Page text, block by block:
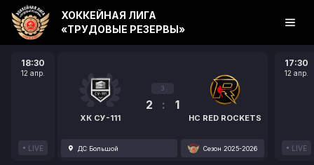
18:30
12 апр.
LIVE
ХК СУ-111
3
2 : 1
HC RED ROCKETS
ДС Большой Сезон 2025-2026
17:30
12 апр.
LIVE
ХОККЕЙНАЯ ЛИГА
«ТРУДОВЫЕ РЕЗЕРВЫ»